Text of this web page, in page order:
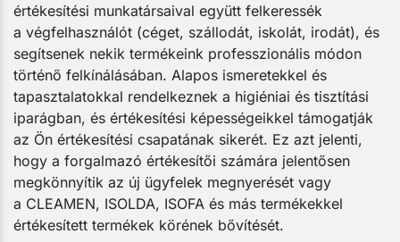
értékesítési munkatársaival együtt felkeressék
a végfelhasználót (céget, szállodát, iskolát, irodát), és
segítsenek nekik termékeink professzionális módon
történő felkínálásában. Alapos ismeretekkel és
tapasztalatokkal rendelkeznek a higiéniai és tisztítási
iparágban, és értékesítési képességeikkel támogatják
az Ön értékesítési csapatának sikerét. Ez azt jelenti,
hogy a forgalmazó értékesítői számára jelentősen
megkönnyítik az új ügyfelek megnyerését vagy
a CLEAMEN, ISOLDA, ISOFA és más termékekkel
értékesített termékek körének bővítését.